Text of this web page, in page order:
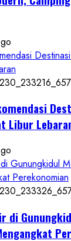
Libur
Gunungkidul
Perekonomian
di